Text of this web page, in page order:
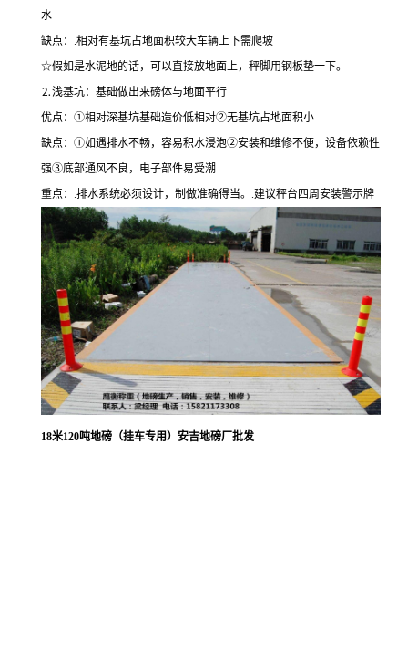
水
缺点：
.相对有基坑占地面积较大车辆上下需爬坡
☆假如是水泥地的话，可以直接放地面上，秤脚用钢板垫一下。
⒉浅基坑：基础做出来磅体与地面平行
优点： ①相对深基坑基础造价低相对②无基坑占地面积小
缺点： ①如遇排水不畅，容易积水浸泡②安装和维修不便，设备依赖性
强③底部通风不良，电子部件易受潮
重点：
.排水系统必须设计，制做准确得当。.建议秤台四周安装警示牌
18米120吨地磅（挂车专用）安吉地磅厂批发